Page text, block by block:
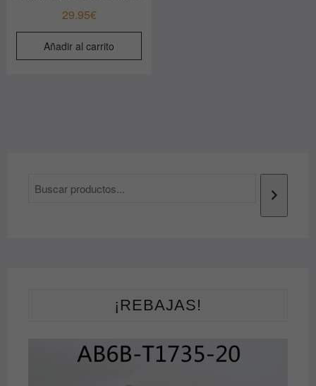
29.95€
Añadir al carrito
¡REBAJAS!